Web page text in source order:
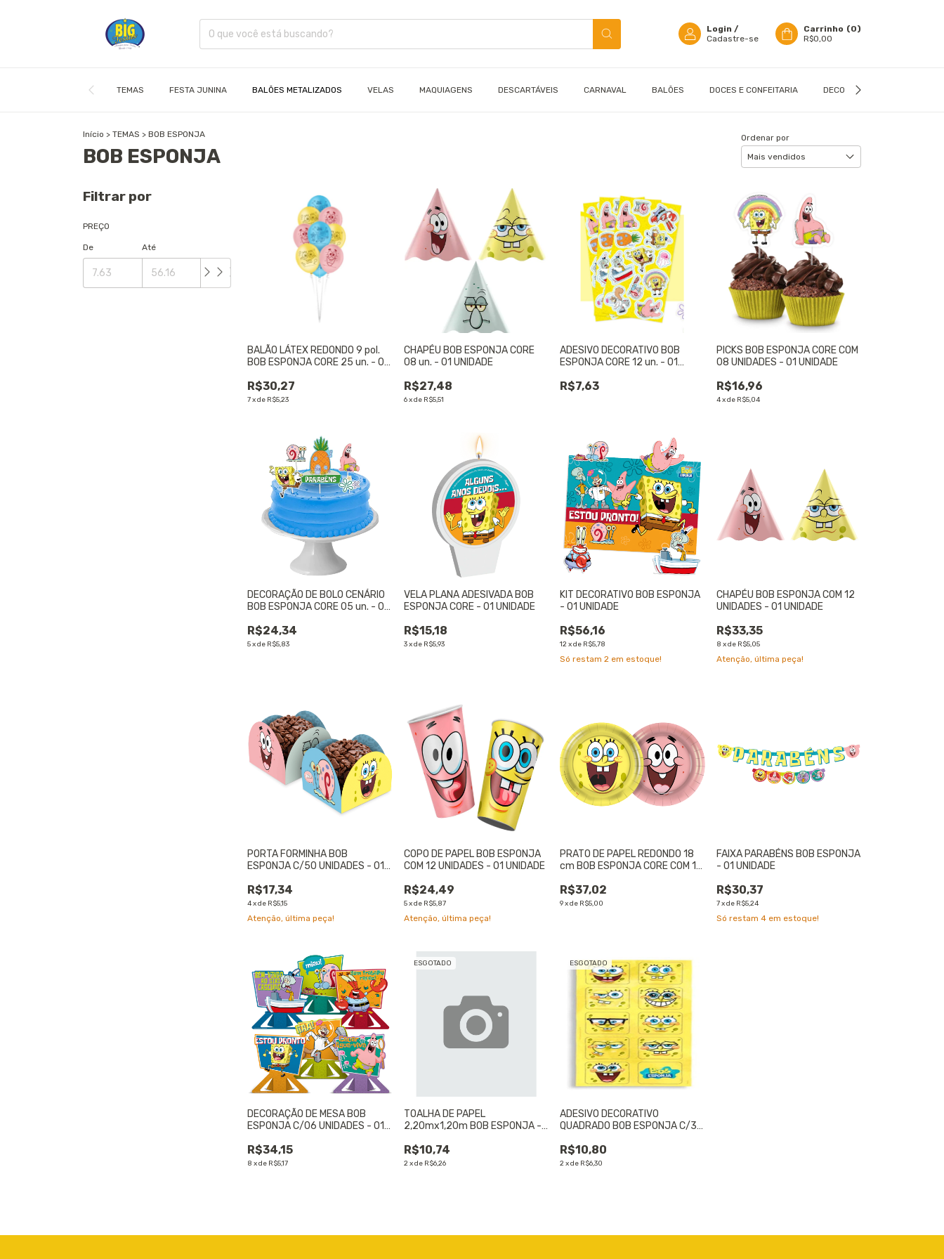
Login /
Cadastre-se
Carrinho (0)
R$0,00
TEMAS FESTA JUNINA BALÕES METALIZADOS VELAS MAQUIAGENS DESCARTÁVEIS CARNAVAL BALÕES DOCES E CONFEITARIA DECORAÇÃO
Início > TEMAS > BOB ESPONJA
BOB ESPONJA
Ordenar por
Filtrar por
PREÇO
De Até
BALÃO LÁTEX REDONDO 9 pol.
BOB ESPONJA CORE 25 un. - 01
R$30,27
7xde R$5,23
CHAPÉU BOB ESPONJA CORE
08 un. - 01 UNIDADE
R$27,48
6xde R$5,51
ADESIVO DECORATIVO BOB
ESPONJA CORE 12 un. - 01
R$7,63
PICKS BOB ESPONJA CORE COM
08 UNIDADES - 01 UNIDADE
R$16,96
4 xde R$5,04
DECORAÇÃO DE BOLO CENÁRIO
BOB ESPONJA CORE 05 un. - 01
R$24,34
5xde R$5,83
VELA PLANA ADESIVADA BOB
ESPONJA CORE - 01 UNIDADE
R$15,18
3xde R$5,93
KIT DECORATIVO BOB ESPONJA
- 01 UNIDADE
R$56,16
12xde R$5,78
Só restam2 em estoque!
CHAPÉU BOB ESPONJA COM 12
UNIDADES - 01 UNIDADE
R$33,35
8 xde R$5,05
Atenção, última peça!
PORTA FORMINHA BOB
ESPONJA C/50 UNIDADES - 01
R$17,34
4xde R$5,15
Atenção, última peça!
COPO DE PAPEL BOB ESPONJA
COM 12 UNIDADES - 01 UNIDADE
R$24,49
5xde R$5,87
Atenção, última peça!
PRATO DE PAPEL REDONDO 18
cm BOB ESPONJA CORE COM 12
R$37,02
9xde R$5,00
FAIXA PARABÉNS BOB ESPONJA
- 01 UNIDADE
R$30,37
7 xde R$5,24
Só restam 4em estoque!
DECORAÇÃO DE MESA BOB
ESPONJA C/06 UNIDADES - 01
R$34,15
8 xde R$5,17
ESGOTADO
TOALHA DE PAPEL
2,20mx1,20m BOB ESPONJA -
R$10,74
2xde R$6,26
ESGOTADO
ADESIVO DECORATIVO
QUADRADO BOB ESPONJA C/30
R$10,80
2xde R$6,30